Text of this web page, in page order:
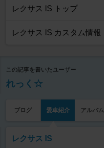
レクサス IS トップ
レクサス IS カスタム情報
この記事を書いたユーザー
れっく☆
ブログ 愛車紹介 アルバム
レクサス IS